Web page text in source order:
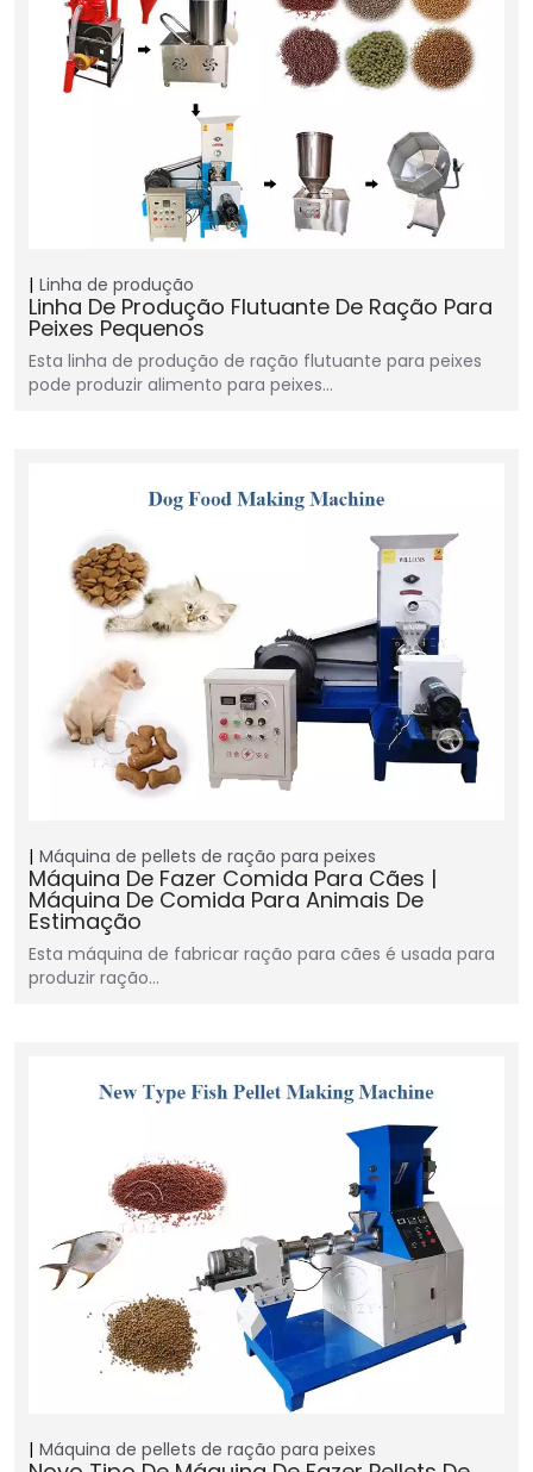
Linha de produção
Linha De Produção Flutuante De Ração Para
Peixes Pequenos
Esta linha de produção de ração flutuante para peixes
pode produzir alimento para peixes…
Máquina de pellets de ração para peixes
Máquina De Fazer Comida Para Cães |
Máquina De Comida Para Animais De
Estimação
Esta máquina de fabricar ração para cães é usada para
produzir ração…
Máquina de pellets de ração para peixes